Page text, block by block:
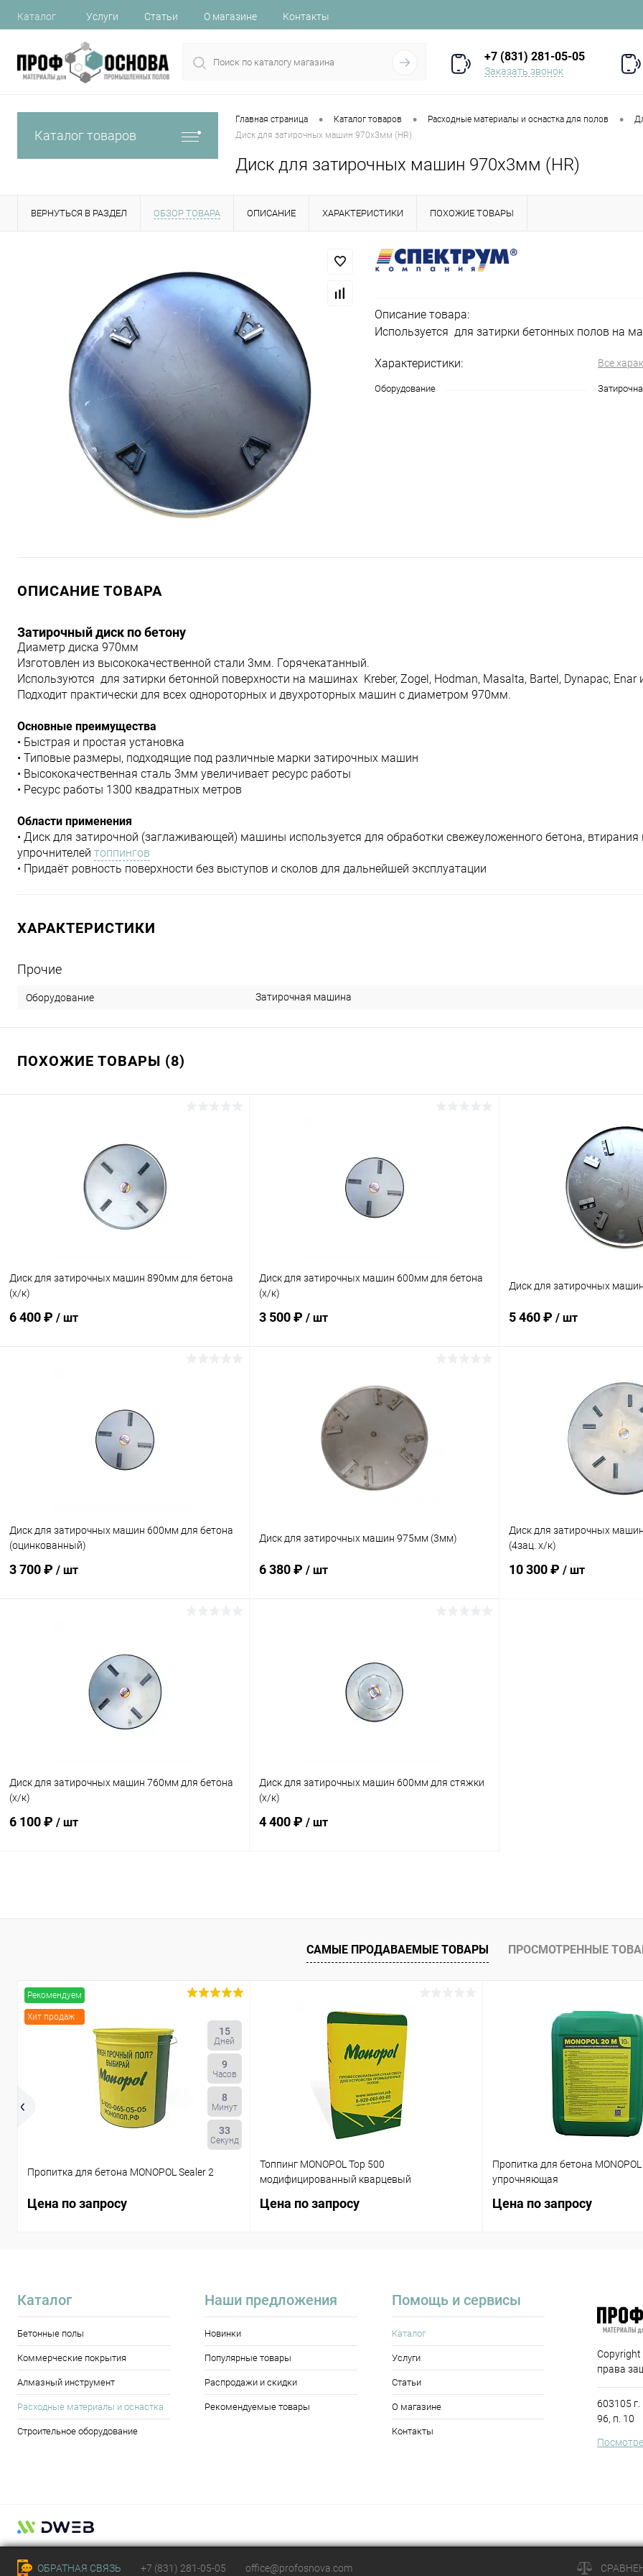
Каталог Услуги Статьи О магазине Контакты
+7 (831) 281-05-05
Заказать звонок
Каталог товаров
Главная страница • Каталог товаров • Расходные материалы и оснастка для полов •
Диск для затирочных машин 970х3мм (HR)
Диск для затирочных машин 970х3мм (HR)
ВЕРНУТЬСЯ В РАЗДЕЛ ОБЗОР ТОВАРА ОПИСАНИЕ ХАРАКТЕРИСТИКИ ПОХОЖИЕ ТОВАРЫ
Описание товара:
Используется для затирки бетонных полов на
Характеристики: Все
Оборудование
ОПИСАНИЕ ТОВАРА
Затирочный диск по бетону
Диаметр диска 970мм
Изготовлен из высококачественной стали 3мм. Горячекатанный.
Используются для затирки бетонной поверхности на машинах Kreber, Zogel, Hodman, Masalta, Bartel, Dynapac, Enar
Подходит практически для всех однороторных и двухроторных машин с диаметром 970мм.
Основные преимущества
• Быстрая и простая установка
• Типовые размеры, подходящие под различные марки затирочных машин
• Высококачественная сталь 3мм увеличивает ресурс работы
• Ресурс работы 1300 квадратных метров
Области применения
• Диск для затирочной (заглаживающей) машины используется для обработки свежеуложенного бетона, втирания
упрочнителей топпингов
• Придаёт ровность поверхности без выступов и сколов для дальнейшей эксплуатации
ХАРАКТЕРИСТИКИ
Прочие
Оборудование Затирочная машина
ПОХОЖИЕ ТОВАРЫ (8)
Диск для затирочных машин 890мм для бетона
(х/к)
6 400 ₽ / шт
Под заказ
Диск для затирочных машин 600мм для бетона
(х/к)
3 500 ₽ / шт
Купить в 1 клик К сравнению
В наличии
Диск для затирочных
5 460 ₽ / шт
Купить в 1 клик
В избранное
Диск для затирочных машин 600мм для бетона
(оцинкованный)
3 700 ₽ / шт
К сравнению
В наличии
Диск для затирочных машин 975мм (3мм)
6 380 ₽ / шт
В наличии
Диск для затирочных
(4зац. х/к)
10 300 ₽ / шт
Диск для затирочных машин 760мм для бетона
(х/к)
6 100 ₽ / шт
Купить в 1 клик К сравнению
Диск для затирочных машин 600мм для стяжки
(х/к)
4 400 ₽ / шт
Купить в 1 клик К сравнению
В избранное В наличии
САМЫЕ ПРОДАВАЕМЫЕ ТОВАРЫ ПРОСМОТРЕННЫЕ
Рекомендуем
Хит продаж
15
Дней
9
Часов
8
Минут
32
Секунд
Пропитка для бетона MONOPOL Sealer 2
Цена по запросу
Топпинг MONOPOL Top 500
модифицированный кварцевый
Цена по запросу
Пропитка для бетона
упрочняющая
Цена по запросу
Каталог
Бетонные полы
Коммерческие покрытия
Алмазный инструмент
Расходные материалы и оснастка
Строительное оборудование
Наши предложения
Новинки
Популярные товары
Распродажи и скидки
Рекомендуемые товары
Помощь и сервисы
Каталог
Услуги
Статьи
О магазине
Контакты
Copyright
права
603105
96, п. 10
ОБРАТНАЯ СВЯЗЬ +7 (831) 281-05-05 office@profosnova.com